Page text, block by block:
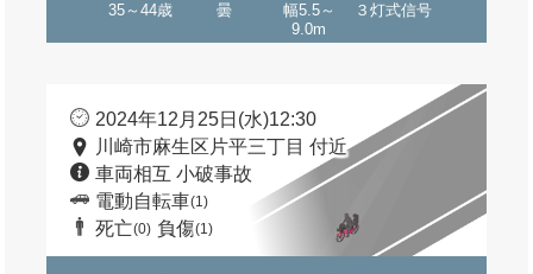
35～44歳 曇
幅5.5～
9.0m
３灯式信号
2024年12月25日(水)12:30
川崎市麻生区片平三丁目 付近
車両相互 小破事故
電動自転車(1)
死亡(0) 負傷(1)